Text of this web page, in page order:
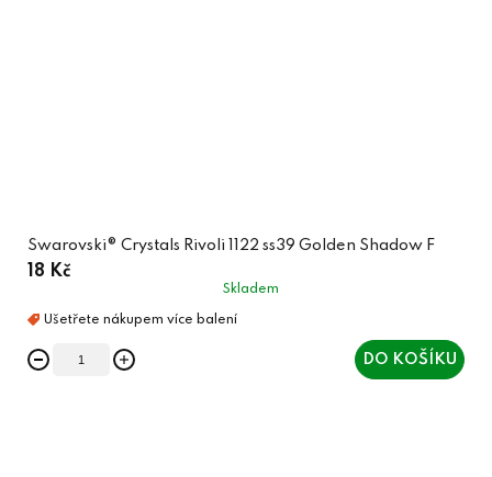
Swarovski® Crystals Rivoli 1122 ss39 Golden Shadow F
18 Kč
Skladem
DO KOŠÍKU